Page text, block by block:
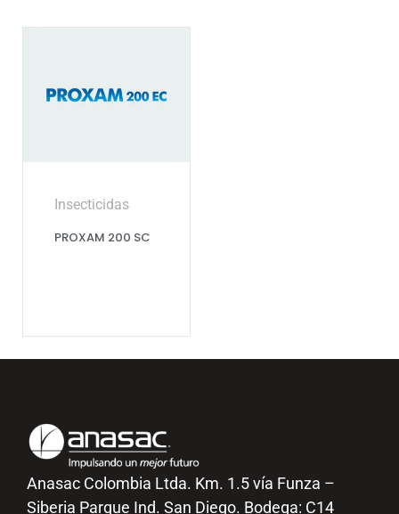
Insecticidas
PROXAM 200 SC
Anasac Colombia Ltda. Km. 1.5 vía Funza –
Siberia Parque Ind. San Diego. Bodega: C14